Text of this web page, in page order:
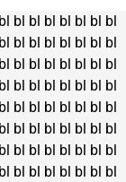
bl bl bl bl bl bl bl bl
bl bl bl bl bl bl bl bl
bl bl bl bl bl bl bl bl
bl bl bl bl bl bl bl bl
bl bl bl bl bl bl bl bl
bl bl bl bl bl bl bl bl
bl bl bl bl bl bl bl bl
bl bl bl bl bl bl bl bl